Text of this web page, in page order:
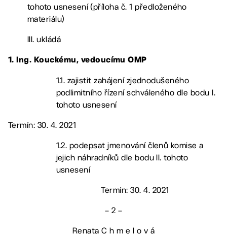
tohoto usnesení (příloha č. 1 předloženého
materiálu)
III. ukládá
1. Ing. Kouckému, vedoucímu OMP
1.1. zajistit zahájení zjednodušeného
podlimitního řízení schváleného dle bodu I.
tohoto usnesení
Termín: 30. 4. 2021
1.2. podepsat jmenování členů komise a
jejich náhradníků dle bodu II. tohoto
usnesení
Termín: 30. 4. 2021
– 2 –
Renata C h m e l o v á